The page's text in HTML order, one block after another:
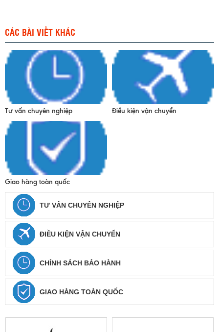
CÁC BÀI VIẾT KHÁC
Tư vấn chuyên nghiệp Điều kiện vận chuyển
Giao hàng toàn quốc
TƯ VẤN CHUYÊN NGHIỆP
ĐIỀU KIỆN VẬN CHUYỂN
CHÍNH SÁCH BẢO HÀNH
GIAO HÀNG TOÀN QUỐC